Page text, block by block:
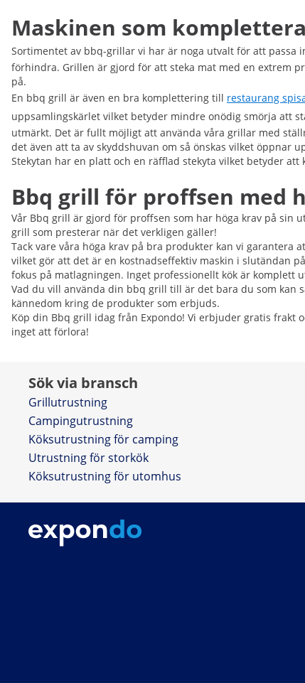
Maskinen som
Sortimentet av bbq-grillar vi har är noga utvalt för att
förhindra. Grillen är gjord för att steka mat med en extrem
på.
En bbq grill är även en bra komplettering till restaurang
uppsamlingskärlet vilket betyder mindre onödig smörja att
utmärkt. Det är fullt möjligt att använda våra grillar med
det även att ta av skyddshuvan om så önskas vilket öppnar
Stekytan har en platt och en räfflad stekyta vilket betyder
Bbq grill för proffsen med
Vår Bbq grill är gjord för proffsen som har höga krav på sin
grill som presterar när det verkligen gäller!
Tack vare våra höga krav på bra produkter kan vi garantera
vilket gör att det är en kostnadseffektiv maskin i slutändan
fokus på matlagningen. Inget professionellt kök är komplett
Vad du vill använda din bbq grill till är det bara du som kan
kännedom kring de produkter som erbjuds.
Köp din Bbq grill idag från Expondo! Vi erbjuder gratis frakt
inget att förlora!
Sök via bransch
Grillutrustning
Campingutrustning
Köksutrustning för camping
Utrustning för storkök
Köksutrustning för utomhus